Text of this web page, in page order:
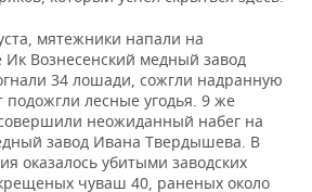
мятежники напали на
Вознесенский медный завод
34 лошади, сожгли надранную
подожгли лесные угодья. 9 же
неожиданный набег на
завод Ивана Твердышева. В
оказалось убитыми заводских
чуваш 40, раненых около